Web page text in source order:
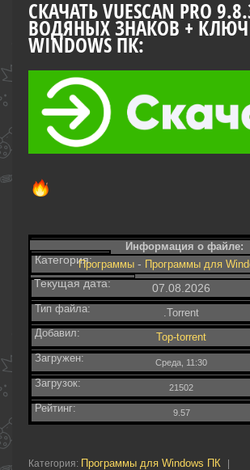
СКАЧАТЬ VUESCAN PRO
ВОДЯНЫХ ЗНАКОВ +
WINDOWS ПК:
Информация о файле:
Категория:Программы- Программы для
Текущая дата: 07.08.2026
Тип файла:
.Torrent
Добавил:
Top-torrent
Загружен:
Среда, 11:30
Загрузок: 21502
Рейтинг: 9.57
Категория: Программы для Windows ПК